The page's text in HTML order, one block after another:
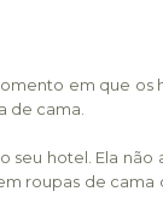
em que os
de cama.
hotel. Ela
roupas de